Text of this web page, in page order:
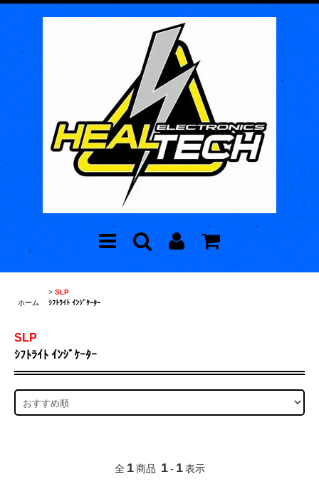
ホーム
> SLP
ｼﾌﾄﾗｲﾄ ｲﾝｼﾞｹｰﾀｰ
SLP
ｼﾌﾄﾗｲﾄ ｲﾝｼﾞｹｰﾀｰ
全 1 商品 1 - 1 表示